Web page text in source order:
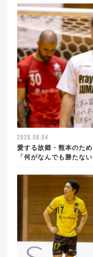
2026.08.04
愛する故郷・熊本のた
「何がなんでも勝たな